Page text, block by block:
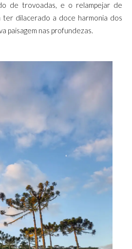
de trovoadas, e o relampejar de
ter dilacerado a doce harmonia dos
paisagem nas profundezas.